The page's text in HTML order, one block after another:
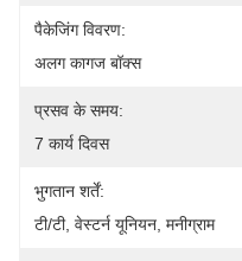
पैकेजिंग विवरण:
अलग कागज बॉक्स
प्रसव के समय:
7 कार्य दिवस
भुगतान शर्तें:
टी/टी, वेस्टर्न यूनियन, मनीग्राम